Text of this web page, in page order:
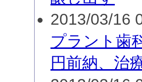
2013/03/16
プラント歯
円前納、治